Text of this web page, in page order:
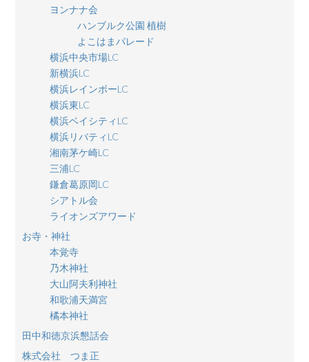
ヨンナナ会
ハンブルク公園 植樹
よこはまパレード
横浜中央市場LC
新横浜LC
横浜レインボーLC
横浜東LC
横浜ベイシティLC
横浜リバティLC
湘南茅ケ崎LC
三浦LC
鎌倉葛原岡LC
シアトル会
ライオンズアワード
お寺・神社
本覚寺
乃木神社
大山阿夫利神社
和歌浦天満宮
橘本神社
田中和徳京浜懇話会
株式会社 つま正